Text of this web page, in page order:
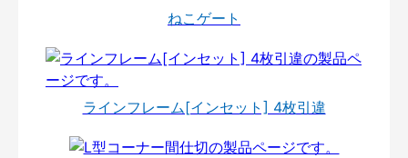
ねこゲート
ラインフレーム[インセット] 4枚引違